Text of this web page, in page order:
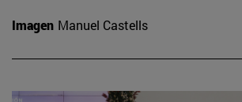
Imagen Manuel Castells